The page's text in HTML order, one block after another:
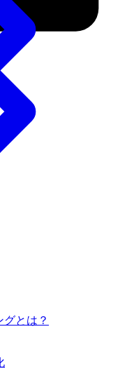
とは？